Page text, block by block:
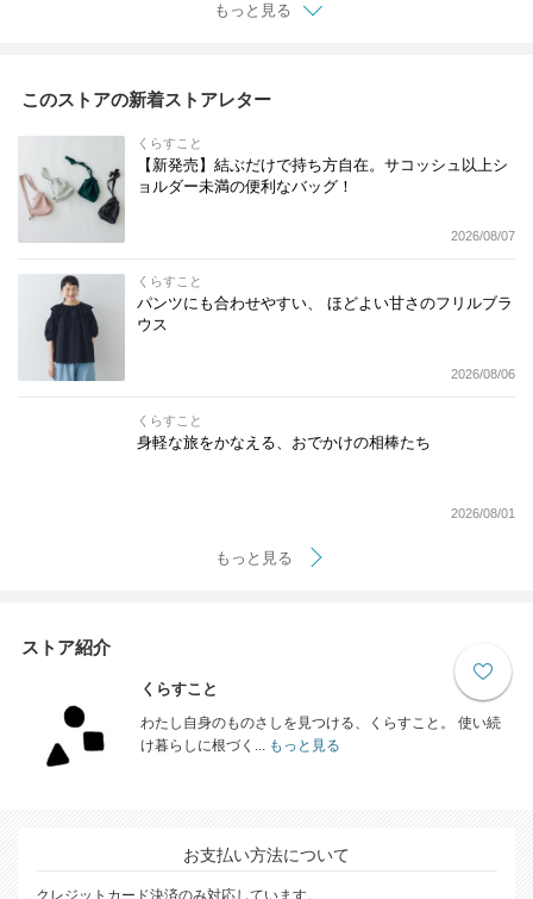
もっと見る
このストアの新着ストアレター
くらすこと
【新発売】結ぶだけで持ち方自在。サコッシュ以上シ
ョルダー未満の便利なバッグ！
2026/08/07
くらすこと
パンツにも合わせやすい、 ほどよい甘さのフリルブラ
ウス
2026/08/06
くらすこと
身軽な旅をかなえる、おでかけの相棒たち
2026/08/01
もっと見る
ストア紹介
くらすこと
わたし自身のものさしを見つける、くらすこと。 使い続
け暮らしに根づく...
もっと見る
お支払い方法について
クレジットカード決済のみ対応しています。